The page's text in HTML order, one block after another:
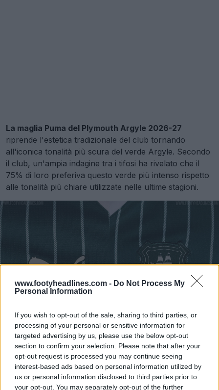
www.footyheadlines.com - Do Not Process My
Personal Information
If you wish to opt-out of the sale, sharing to third parties, or
processing of your personal or sensitive information for
targeted advertising by us, please use the below opt-out
section to confirm your selection. Please note that after your
opt-out request is processed you may continue seeing
interest-based ads based on personal information utilized by
us or personal information disclosed to third parties prior to
your opt-out. You may separately opt-out of the further
La maglia Puma del Plymouth Argyle 2026-27
riprende l'estetica tradizionale del club tornando
all'iconica tonalità più scura del verde Argyle. Secondo
il club, un'ampia indagine tra i tifosi ha rivelato che il
75% di loro preferiva questo verde più intenso rispetto
alle tonalità più chiare utilizzate nelle ultime stagioni.
Il design della maglia da calcio Puma del Plymouth
Argyle per la stagione 2026-27 trae ispirazione diretta
dallo status di Plymouth come "Città sull'oceano" della
Gran Bretagna, incorporando sottili dettagli a forma di